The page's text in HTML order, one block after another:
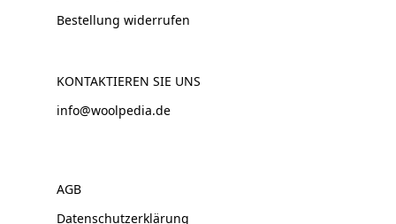
Bestellung widerrufen
KONTAKTIEREN SIE UNS
info@woolpedia.de
AGB
Datenschutzerklärung